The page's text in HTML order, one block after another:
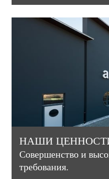
НАШИ
Совершенство и
требования.